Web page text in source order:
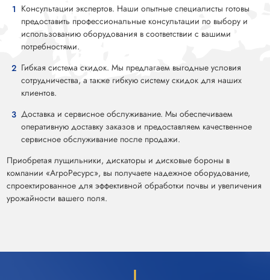
Консультации экспертов. Наши опытные специалисты готовы
предоставить профессиональные консультации по выбору и
использованию оборудования в соответствии с вашими
потребностями.
Гибкая система скидок. Мы предлагаем выгодные условия
сотрудничества, а также гибкую систему скидок для наших
клиентов.
Доставка и сервисное обслуживание. Мы обеспечиваем
оперативную доставку заказов и предоставляем качественное
сервисное обслуживание после продажи.
Приобретая лущильники, дискаторы и дисковые бороны в
компании «АгроРесурс», вы получаете надежное оборудование,
спроектированное для эффективной обработки почвы и увеличения
урожайности вашего поля.